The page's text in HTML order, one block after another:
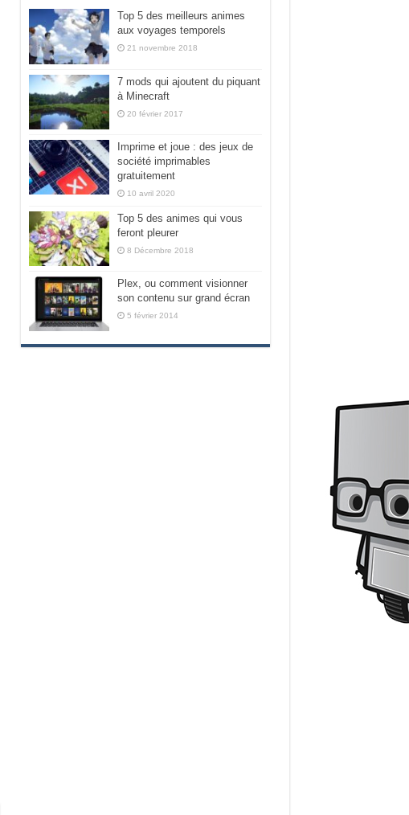
Top 5 des meilleurs animes
aux voyages temporels
21 novembre 2018
7 mods qui ajoutent du piquant
à Minecraft
20 février 2017
Imprime et joue : des jeux de
société imprimables
gratuitement
10 avril 2020
Top 5 des animes qui vous
feront pleurer
8 Décembre 2018
Plex, ou comment visionner
son contenu sur grand écran
5 février 2014